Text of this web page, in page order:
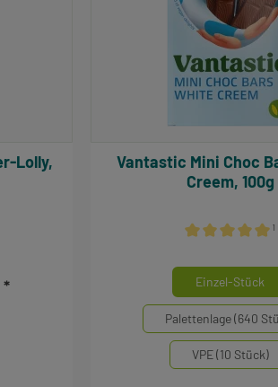
¹
Vantastic Mini Choc Bars White
Creem, 100g
Mengeneinheiten
Einzel-Stück
Palettenlage (640
VPE (10 Stück)